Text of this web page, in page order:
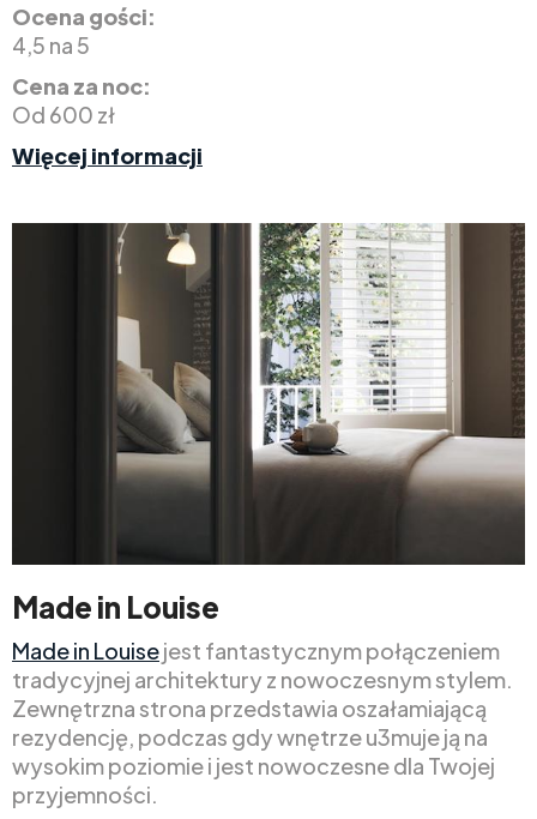
Ocena gości:
4,5 na 5
Cena za noc:
Od 600 zł
Więcej informacji
Made in Louise
Made in Louisejest fantastycznym połączeniem
tradycyjnej architektury z nowoczesnym stylem.
Zewnętrzna strona przedstawia oszałamiającą
rezydencję, podczas gdy wnętrze u3muje ją na
wysokim poziomie i jest nowoczesne dla Twojej
przyjemności.